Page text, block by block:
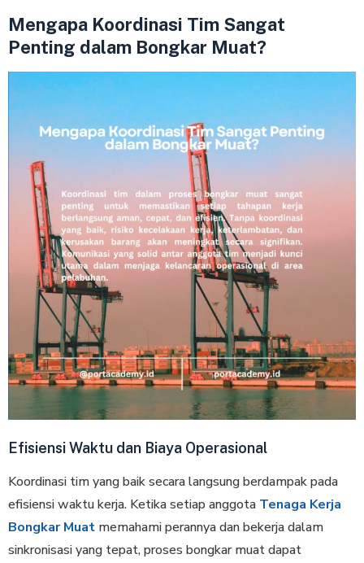
Mengapa Koordinasi Tim Sangat
Penting dalam Bongkar Muat?
Efisiensi Waktu dan Biaya Operasional
Koordinasi tim yang baik secara langsung berdampak pada
efisiensi waktu kerja. Ketika setiap anggota Tenaga Kerja
Bongkar Muat memahami perannya dan bekerja dalam
sinkronisasi yang tepat, proses bongkar muat dapat